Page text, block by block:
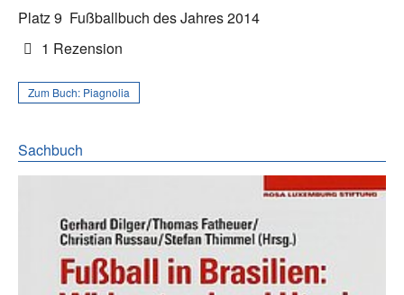
Platz 9 Fußballbuch des Jahres 2014
1 Rezension
Zum Buch: Piagnolia
Sachbuch